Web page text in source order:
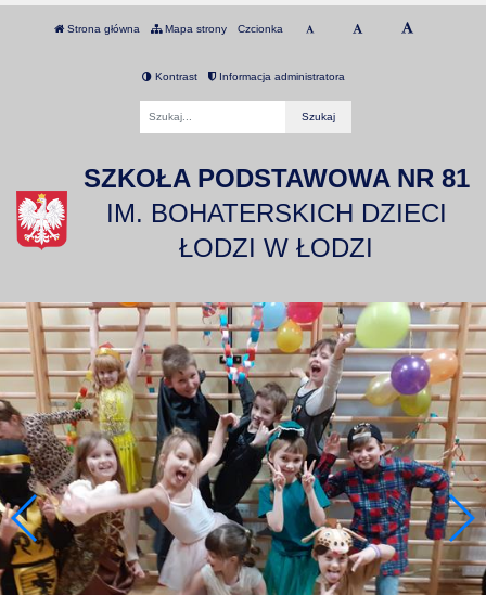
Strona główna Mapa strony Czcionka
Kontrast Informacja administratora
SZKOŁA PODSTAWOWA NR 81
IM. BOHATERSKICH DZIECI
ŁODZI W ŁODZI